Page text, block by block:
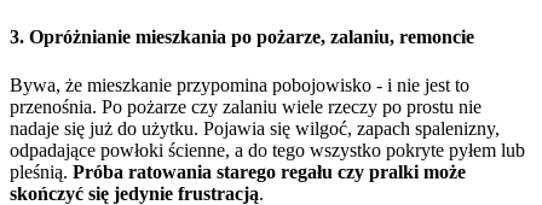
3. Opróżnianie mieszkania po pożarze, zalaniu, remoncie
Bywa, że mieszkanie przypomina pobojowisko - i nie jest to
przenośnia. Po pożarze czy zalaniu wiele rzeczy po prostu nie
nadaje się już do użytku. Pojawia się wilgoć, zapach spalenizny,
odpadające powłoki ścienne, a do tego wszystko pokryte pyłem lub
pleśnią. Próba ratowania starego regału czy pralki może
skończyć się jedynie frustracją.